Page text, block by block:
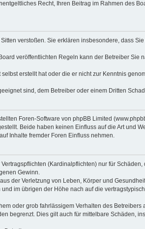
Recht, Ihren Beitrag im Rahmen des
verstoßen. Sie erklären insbesondere, dass
veröffentlichten Regeln kann der Betreiber Sie
erstellt hat oder die er nicht zur Kenntnis
sind, dem Betreiber oder einem Dritten
Foren-Software von phpBB Limited
Beide haben keinen Einfluss auf die Art und
Inhalte fremder Foren Einfluss nehmen.
(Kardinalpflichten) nur für
Gewinn.
der Verletzung von Leben, Körper und
im übrigen der Höhe nach auf die
oder grob fahrlässigem Verhalten des Betreibers
begrenzt. Dies gilt auch für mittelbare Schäden,